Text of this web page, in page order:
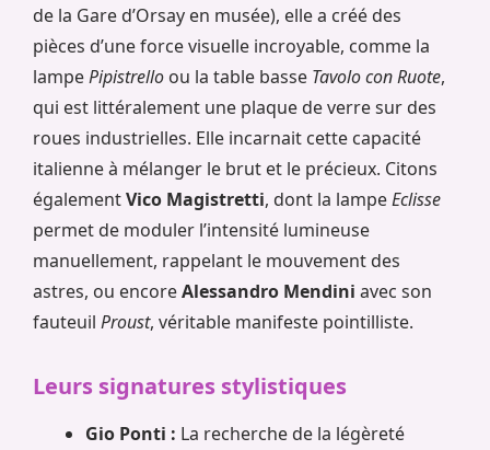
de la Gare d’Orsay en musée), elle a créé des
pièces d’une force visuelle incroyable, comme la
lampePipistrello ou la table basse Tavolo con Ruote,
qui est littéralement une plaque de verre sur des
roues industrielles. Elle incarnait cette capacité
italienne à mélanger le brut et le précieux. Citons
égalementVico Magistretti, dont la lampeEclisse
permet de moduler l’intensité lumineuse
manuellement, rappelant le mouvement des
astres, ou encoreAlessandro Mendini avec son
fauteuil Proust, véritable manifeste pointilliste.
Leurs signatures stylistiques
Gio Ponti : La recherche de la légèreté